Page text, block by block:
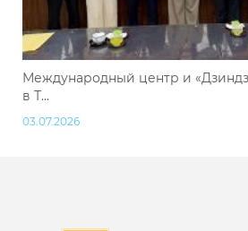
Международный центр и
в Т...
03.07.2026